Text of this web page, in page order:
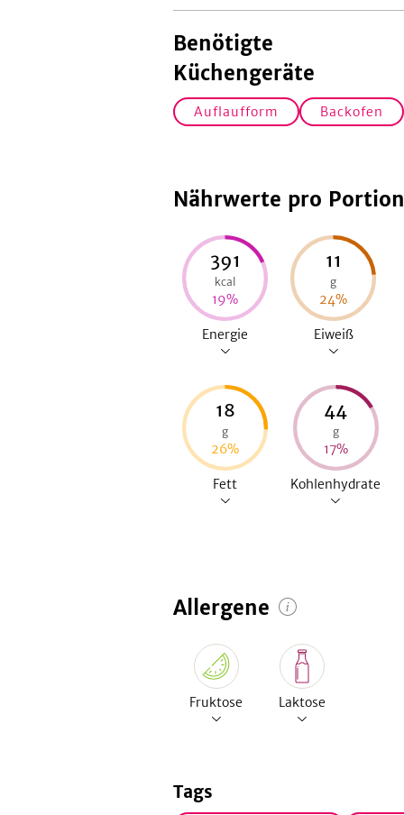
Benötigte
Küchengeräte
Auflaufform Backofen
Nährwerte pro Portion
391
kcal
19%
Energie
11
g
24%
Eiweiß
18
g
26%
Fett
44
g
17%
Kohlenhydrate
Allergene
Fruktose Laktose
Tags